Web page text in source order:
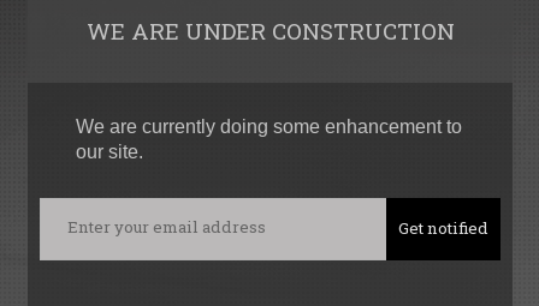
WE ARE UNDER CONSTRUCTION
We are currently doing some enhancement to
our site.